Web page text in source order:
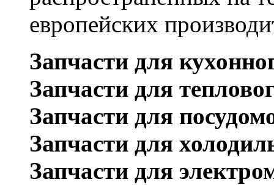
европейских
Запчасти для
Запчасти для
Запчасти для
Запчасти для
Запчасти для